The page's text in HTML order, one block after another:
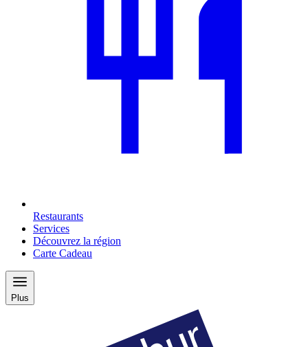
Restaurants
Services
Découvrez la région
Carte Cadeau
Plus